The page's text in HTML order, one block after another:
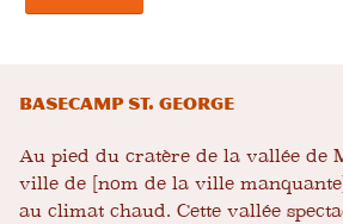
Basecamp St. George
Au pied du cratère de la vallée de
ville de [nom de la ville
au climat chaud. Cette vallée